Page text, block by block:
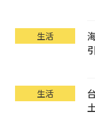
生活
生活